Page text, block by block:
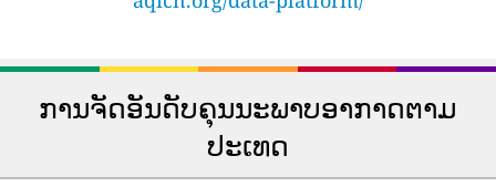
ການຈັດອັນດັບຄຸນນະພາບອາກາດຕາມ
ປະເທດ